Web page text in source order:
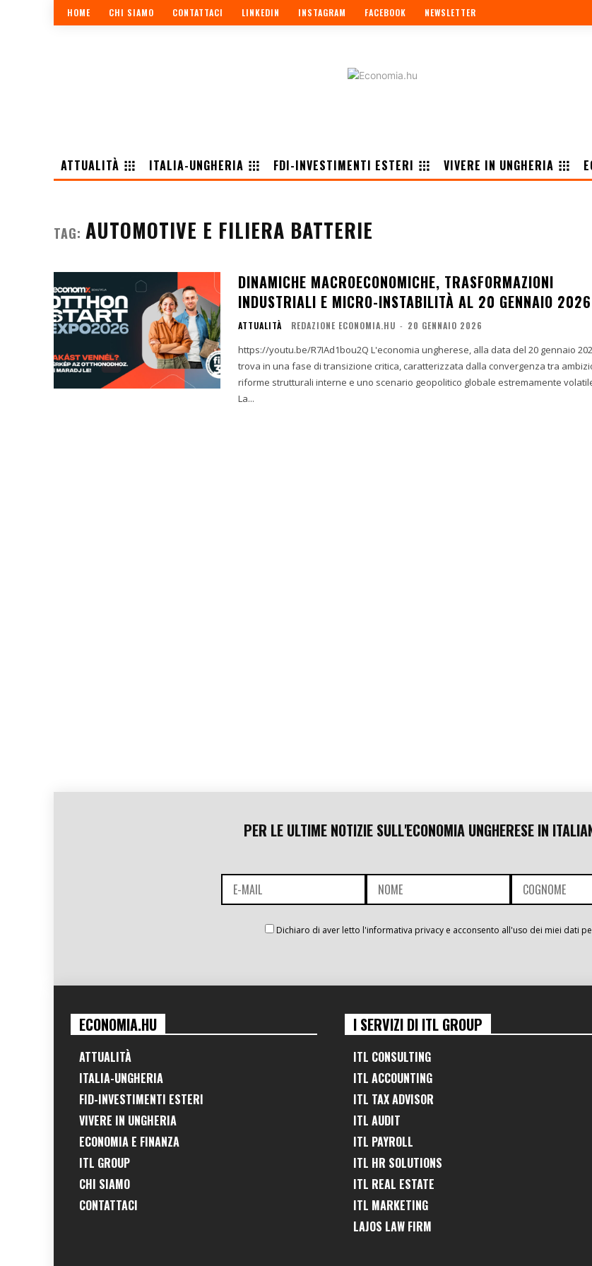
HOME CHI SIAMO CONTATTACI LINKEDIN INSTAGRAM FACEBOOK NEWSLETTER
ATTUALITÀ
ITALIA-UNGHERIA FDI-INVESTIMENTI ESTERI VIVERE IN UNGHERIA
TAG: AUTOMOTIVE E FILIERA BATTERIE
DINAMICHE MACROECONOMICHE, TRASFORMAZIONI
INDUSTRIALI E MICRO-INSTABILITÀ AL 20 GENNAIO 2026
ATTUALITÀ REDAZIONE ECONOMIA.HU - 20 GENNAIO 2026
https://youtu.be/R7IAd1bou2Q L'economia ungherese, alla data del 20 gennaio 2026, si
trova in una fase di transizione critica, caratterizzata dalla convergenza tra
riforme strutturali interne e uno scenario geopolitico globale estremamente
La...
PER LE ULTIME NOTIZIE SULL'ECONOMIA UNGHERESE IN
Dichiaro di aver letto l'informativa privacy e acconsento all'uso dei miei dati
ECONOMIA.HU
ATTUALITÀ
ITALIA-UNGHERIA
FID-INVESTIMENTI ESTERI
VIVERE IN UNGHERIA
ECONOMIA E FINANZA
ITL GROUP
CHI SIAMO
CONTATTACI
I SERVIZI DI ITL GROUP
ITL CONSULTING
ITL ACCOUNTING
ITL TAX ADVISOR
ITL AUDIT
ITL PAYROLL
ITL HR SOLUTIONS
ITL REAL ESTATE
ITL MARKETING
LAJOS LAW FIRM